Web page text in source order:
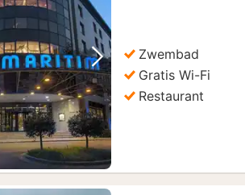
Volgende foto
Zwembad
Gratis Wi-Fi
Restaurant